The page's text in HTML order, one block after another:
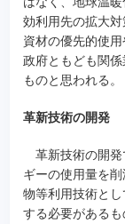
効利用先の拡大
資材の優先的使
政府ともども関
ものと思われる。
革新技術の開発
革新技術の開発
ギーの使用量を
物等利用技術と
する必要がある